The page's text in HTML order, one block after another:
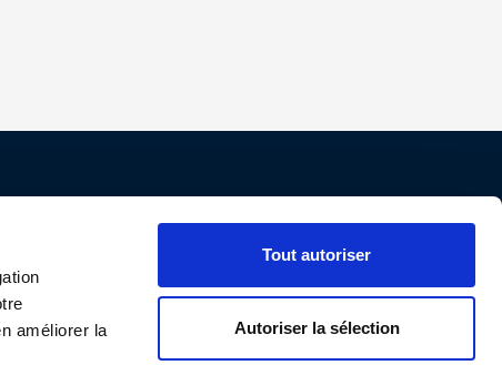
améliorer la
Tout autoriser
Autoriser la sélection
Nos conditions